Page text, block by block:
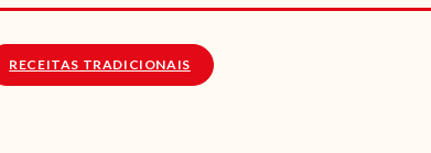
RECEITAS TRADICIONAIS